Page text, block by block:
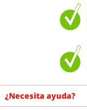
¿Necesita ayuda?